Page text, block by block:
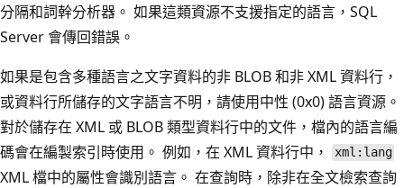
分隔和詞幹分析器。 如果這類資源不支援指定的語言，SQL
Server 會傳回錯誤。
如果是包含多種語言之文字資料的非 BLOB 和非 XML 資料行，
或資料行所儲存的文字語言不明，請使用中性 (0x0) 語言資源。
對於儲存在 XML 或 BLOB 類型資料行中的文件，檔內的語言編
碼會在編製索引時使用。 例如，在 XML 資料行中，
xml:lang
XML 檔中的屬性會識別語言。 在查詢時，除非在全文檢索查詢